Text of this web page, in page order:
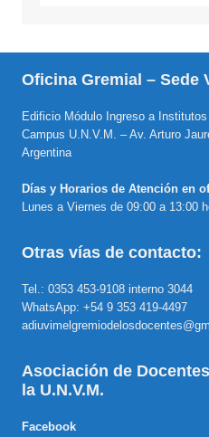
Oficina Gremial – Sede
Edificio Módulo Ingreso a
Campus U.N.V.M. – Av. Arturo
Argentina
Días y Horarios de Atención en
Lunes a Viernes de 09:00 a 13:00
Otras vías de contacto:
Tel.: 0353 453-9108 interno 3044
WhatsApp: +54 9 353 419-4497
Asociación de
la U.N.V.M.
Facebook